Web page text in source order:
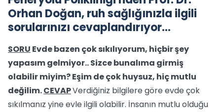
Orhan Doğan, ruh sağlığınızla ilgili
sorularınızı cevaplandırıyor…
SORU Evde bazen çok sıkılıyorum, hiçbir şey
yapasım gelmiyor.. Sizce bunalıma girmiş
olabilir miyim? Eşim de çok huysuz, hiç mutlu
değilim.CEVAPVerdiğiniz bilgilere göre evde çok
sıkılmanız yine evle ilgili olabilir. İnsanın mutlu olduğu